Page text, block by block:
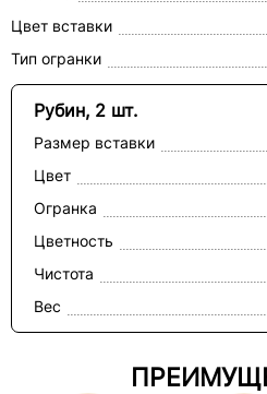
Цвет вставки
Тип огранки
Рубин, 2 шт.
Размер вставки
Цвет
Огранка
Цветность
Чистота
Вес